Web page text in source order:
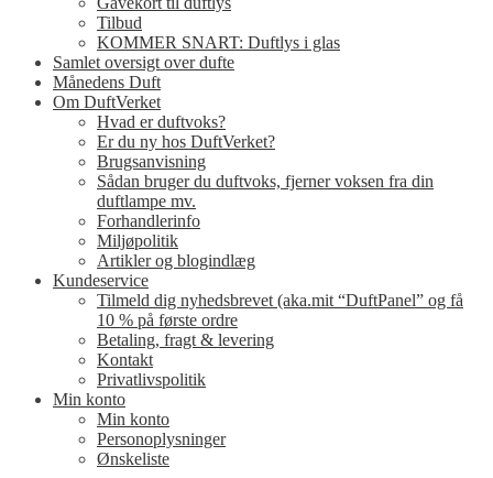
Tilbud
KOMMER SNART: Duftlys i glas
Samlet oversigt over dufte
Månedens Duft
Om DuftVerket
Hvad er duftvoks?
Er du ny hos DuftVerket?
Brugsanvisning
Sådan bruger du duftvoks, fjerner voksen fra din
duftlampe mv.
Forhandlerinfo
Miljøpolitik
Artikler og blogindlæg
Kundeservice
Tilmeld dig nyhedsbrevet (aka.mit “DuftPanel” og få
10 % på første ordre
Betaling, fragt & levering
Kontakt
Privatlivspolitik
Min konto
Min konto
Personoplysninger
Ønskeliste